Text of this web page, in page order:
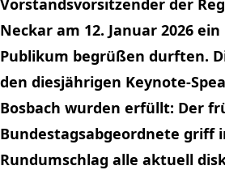
Vorstandsvorsitzender der
Neckar am 12. Januar 2026
Publikum begrüßen durften.
den diesjährigen Keynote-
Bosbach wurden erfüllt: Der
Bundestagsabgeordnete griff
Rundumschlag alle aktuell